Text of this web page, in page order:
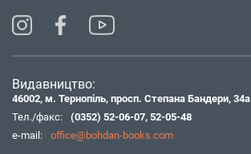
Видавництво:
46002, м. Тернопіль, просп. Степана Бандери, 34а
Тел./факс:
(0352) 52-06-07, 52-05-48
e-mail:
office@bohdan-books.com